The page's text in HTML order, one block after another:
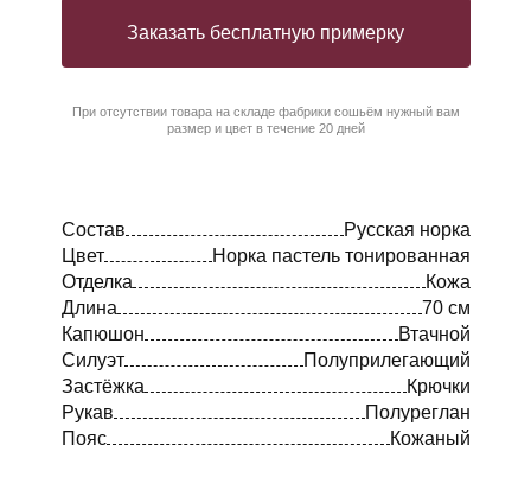
Заказать бесплатную примерку
При отсутствии товара на складе фабрики сошьём нужный вам
размер и цвет в течение 20 дней
Состав
Русская норка
Цвет
Норка пастель тонированная
Отделка
Кожа
Длина
70 см
Капюшон
Втачной
Силуэт
Полуприлегающий
Застёжка
Крючки
Рукав
Полуреглан
Пояс
Кожаный